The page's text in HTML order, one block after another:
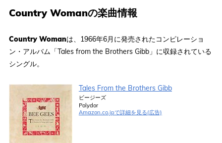
Country Womanの楽曲情報
Country Womanは、1966年6月に発売されたコンピレーショ
ン・アルバム「Tales from the Brothers Gibb」に収録されている
シングル。
Tales From the Brothers Gibb
ビージーズ
Polydor
Amazon.co.jpで詳細を見る(広告)